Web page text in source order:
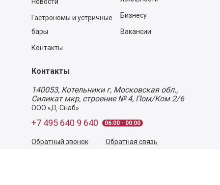
Гастрономы и устричные
бары
Контакты
Бизнесу
Вакансии
Контакты
140053, Котельники г, Московская обл.,
Силикат мкр, строение № 4, Пом/Ком 2/6
ООО «Д-Снаб»
+7 495 640 9 640 06:00 - 00:00
Обратный звонок Обратная связь